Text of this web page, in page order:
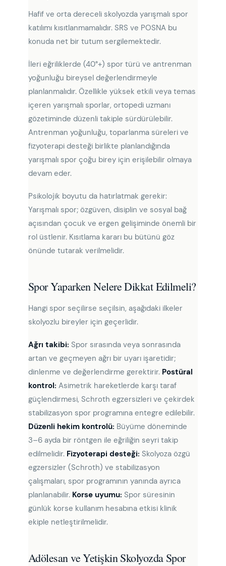
Hafif ve orta dereceli skolyozda yarışmalı spor
katılımı kısıtlanmamalıdır. SRS ve POSNA bu
konuda net bir tutum sergilemektedir.
İleri eğriliklerde (40°+) spor türü ve antrenman
yoğunluğu bireysel değerlendirmeyle
planlanmalıdır. Özellikle yüksek etkili veya temas
içeren yarışmalı sporlar, ortopedi uzmanı
gözetiminde düzenli takiple sürdürülebilir.
Antrenman yoğunluğu, toparlanma süreleri ve
fizyoterapi desteği birlikte planlandığında
yarışmalı spor çoğu birey için erişilebilir olmaya
devam eder.
Psikolojik boyutu da hatırlatmak gerekir:
Yarışmalı spor; özgüven, disiplin ve sosyal bağ
açısından çocuk ve ergen gelişiminde önemli bir
rol üstlenir. Kısıtlama kararı bu bütünü göz
önünde tutarak verilmelidir.
Spor Yaparken Nelere Dikkat Edilmeli?
Hangi spor seçilirse seçilsin, aşağıdaki ilkeler
skolyozlu bireyler için geçerlidir.
Ağrı takibi: Spor sırasında veya sonrasında
artan ve geçmeyen ağrı bir uyarı işaretidir;
dinlenme ve değerlendirme gerektirir. Postüral
kontrol: Asimetrik hareketlerde karşı taraf
güçlendirmesi, Schroth egzersizleri ve çekirdek
stabilizasyon spor programına entegre edilebilir.
Düzenli hekim kontrolü: Büyüme döneminde
3–6 ayda bir röntgen ile eğriliğin seyri takip
edilmelidir. Fizyoterapi desteği: Skolyoza özgü
egzersizler (Schroth) ve stabilizasyon
çalışmaları, spor programının yanında ayrıca
planlanabilir. Korse uyumu: Spor süresinin
günlük korse kullanım hesabına etkisi klinik
ekiple netleştirilmelidir.
Adölesan ve Yetişkin Skolyozda Spor